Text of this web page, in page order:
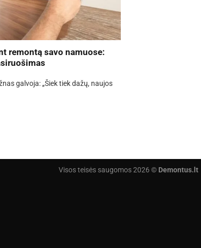
remontą savo namuose:
galvoja: „Šiek tiek dažų, naujos
Visos teisės saugomos 2026 © Demontus.lt